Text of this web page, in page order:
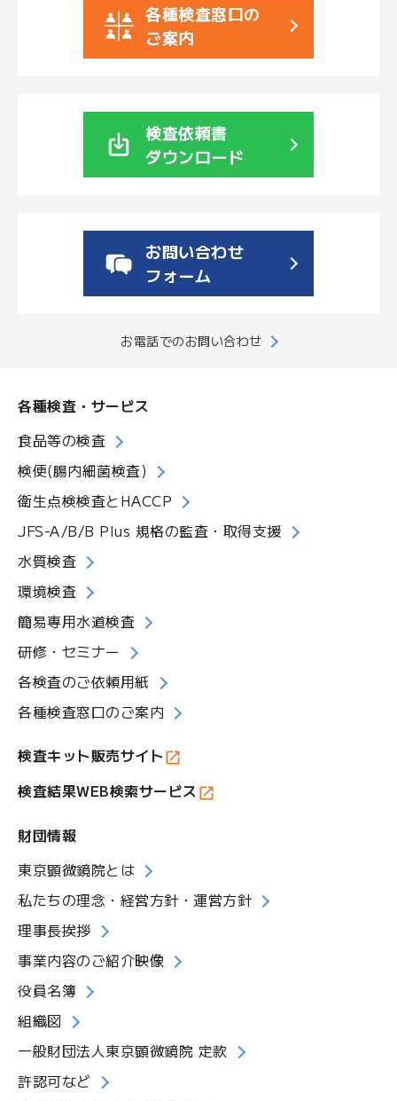
各種検査窓口の
ご案内
検査依頼書
ダウンロード
お問い合わせ
フォーム
お電話でのお問い合わせ
各種検査・サービス
食品等の検査
検便(腸内細菌検査)
衛生点検検査とHACCP
JFS-A/B/B Plus 規格の監査・取得支援
水質検査
環境検査
簡易専用水道検査
研修・セミナー
各検査のご依頼用紙
各種検査窓口のご案内
検査キット販売サイト
検査結果WEB検索サービス
財団情報
東京顕微鏡院とは
私たちの理念・経営方針・運営方針
理事長挨拶
事業内容のご紹介映像
役員名簿
組織図
一般財団法人東京顕微鏡院 定款
許認可など